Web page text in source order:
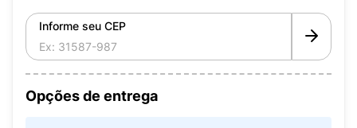
Informe seu CEP
Opções de entrega